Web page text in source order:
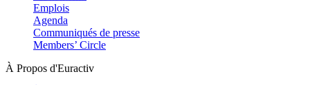
Emplois
Agenda
Communiqués de presse
Members’ Circle
À Propos d'Euractiv